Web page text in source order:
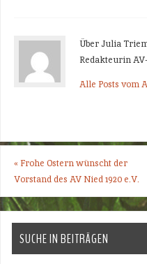
Über Julia
Redakteurin
Alle Posts vom
« Frohe Ostern wünscht der
Vorstand des AV Nied 1920 e.V.
SUCHE IN BEITRÄGEN